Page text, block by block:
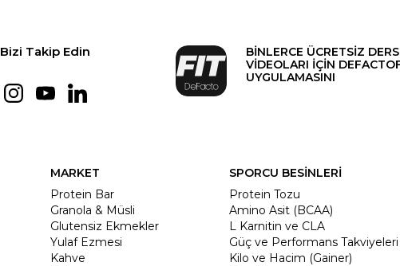
Bizi Takip Edin
BİNLERCE ÜCRETSİZ
VİDEOLARI İÇİN
UYGULAMASINI
MARKET
Protein Bar
Granola & Müsli
Glutensiz Ekmekler
Yulaf Ezmesi
Kahve
SPORCU BESİNLERİ
Protein Tozu
Amino Asit (BCAA)
L Karnitin ve CLA
Güç ve Performans Takviyeleri
Kilo ve Hacim (Gainer)